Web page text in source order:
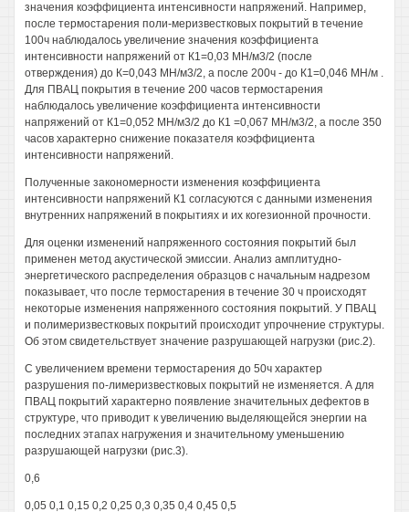
значения коэффициента интенсивности напряжений. Например,
после термостарения поли-меризвестковых покрытий в течение
100ч наблюдалось увеличение значения коэффициента
интенсивности напряжений от К1=0,03 МН/м3/2 (после
отверждения) до К=0,043 МН/м3/2, а после 200ч - до К1=0,046 МН/м .
Для ПВАЦ покрытия в течение 200 часов термостарения
наблюдалось увеличение коэффициента интенсивности
напряжений от К1=0,052 МН/м3/2 до К1 =0,067 МН/м3/2, а после 350
часов характерно снижение показателя коэффициента
интенсивности напряжений.
Полученные закономерности изменения коэффициента
интенсивности напряжений К1 согласуются с данными изменения
внутренних напряжений в покрытиях и их когезионной прочности.
Для оценки изменений напряженного состояния покрытий был
применен метод акустической эмиссии. Анализ амплитудно-
энергетического распределения образцов с начальным надрезом
показывает, что после термостарения в течение 30 ч происходят
некоторые изменения напряженного состояния покрытий. У ПВАЦ
и полимеризвестковых покрытий происходит упрочнение структуры.
Об этом свидетельствует значение разрушающей нагрузки (рис.2).
С увеличением времени термостарения до 50ч характер
разрушения по-лимеризвестковых покрытий не изменяется. А для
ПВАЦ покрытий характерно появление значительных дефектов в
структуре, что приводит к увеличению выделяющейся энергии на
последних этапах нагружения и значительному уменьшению
разрушающей нагрузки (рис.3).
0,6
0,05 0,1 0,15 0,2 0,25 0,3 0,35 0,4 0,45 0,5